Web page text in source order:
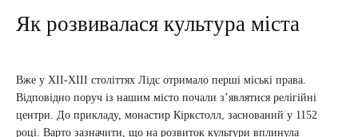
Як розвивалася культура міста
Вже у XII-XIII століттях Лідс отримало перші міські права.
Відповідно поруч із нашим місто почали з’являтися релігійні
центри. До прикладу, монастир Кіркстолл, заснований у 1152
році. Варто зазначити, що на розвиток культури вплинула